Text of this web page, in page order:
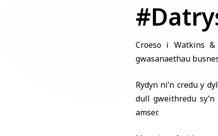
Croeso i Watkins
gwasanaethau
Rydyn ni’n credu y
dull gweithredu
amser.